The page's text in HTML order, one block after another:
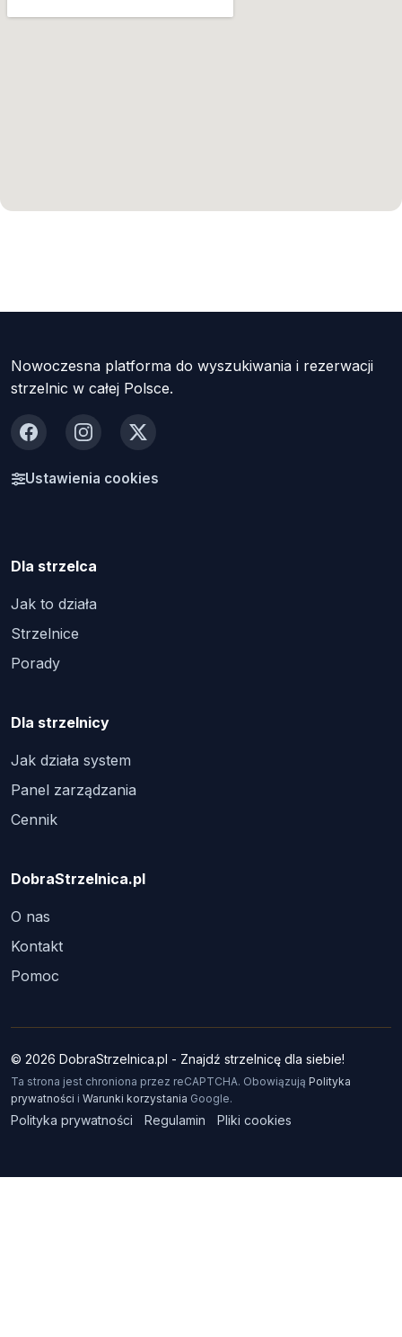
Nowoczesna platforma do wyszukiwania i rezerwacji
strzelnic w całej Polsce.
FacebookInstagram
X
Ustawienia cookies
Dla strzelca
Jak to działa
Strzelnice
Porady
Dla strzelnicy
Jak działa system
Panel zarządzania
Cennik
DobraStrzelnica.pl
O nas
Kontakt
Pomoc
© 2026 DobraStrzelnica.pl - Znajdź strzelnicę dla siebie!
Ta strona jest chroniona przez reCAPTCHA. Obowiązują Polityka
prywatności i Warunki korzystania Google.
Polityka prywatności Regulamin Pliki cookies